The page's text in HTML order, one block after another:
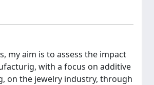
my aim is to assess the impact
with a focus on additive
on the jewelry industry, through